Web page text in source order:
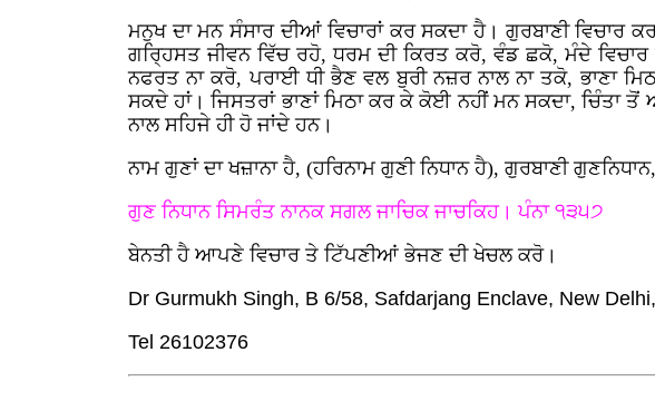
ਮਨੁਖ ਦਾ ਮਨ ਸੰਸਾਰ ਦੀਆਂ ਵਿਚਾਰਾਂ ਕਰ ਸਕਦਾ ਹੈ। ਗੁਰਬਾਣੀ
ਗਰ੍ਹਿਸਤ ਜੀਵਨ ਵਿੱਚ ਰਹੋ, ਧਰਮ ਦੀ ਕਿਰਤ ਕਰੋ, ਵੰਡ ਛਕੋ, ਮੰਦੇ
ਨਫਰਤ ਨਾ ਕਰੋ, ਪਰਾਈ ਧੀ ਭੈਣ ਵਲ ਬੁਰੀ ਨਜ਼ਰ ਨਾਲ ਨਾ ਤਕੋ,
ਸਕਦੇ ਹਾਂ। ਜਿਸਤਰਾਂ ਭਾਣਾਂ ਮਿਠਾ ਕਰ ਕੇ ਕੋਈ ਨਹੀਂ ਮਨ ਸਕਦਾ,
ਨਾਲ ਸਹਿਜੇ ਹੀ ਹੋ ਜਾਂਦੇ ਹਨ।
ਨਾਮ ਗੁਣਾਂ ਦਾ ਖਜ਼ਾਨਾ ਹੈ, (ਹਰਿਨਾਮ ਗੁਣੀ ਨਿਧਾਨ ਹੈ), ਗੁਰਬਾਣੀ
ਗੁਣ ਨਿਧਾਨ ਸਿਮਰੰਤ ਨਾਨਕ ਸਗਲ ਜਾਚਿਕ ਜਾਚਕਿਹ। ਪੰਨਾ ੧੩੫੭
ਬੇਨਤੀ ਹੈ ਆਪਣੇ ਵਿਚਾਰ ਤੇ ਟਿੱਪਣੀਆਂ ਭੇਜਣ ਦੀ ਖੇਚਲ ਕਰੋ।
Dr Gurmukh Singh, B 6/58, Safdarjang Enclave, New
Tel 26102376